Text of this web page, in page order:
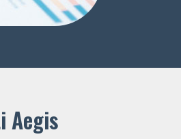
​Aegis